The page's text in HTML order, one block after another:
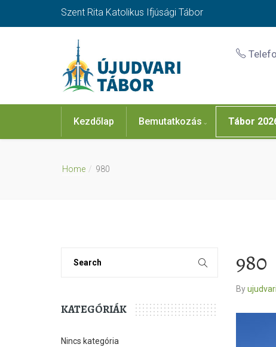
Szent Rita Katolikus Ifjúsági Tábor
Kezdőlap Bemutatkozás Tábor
Home 980
KATEGÓRIÁK
Nincs kategória
980
By